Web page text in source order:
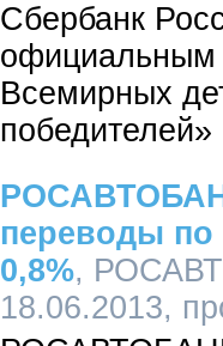
Сбербанк
официальным
Всемирных
победителей»
переводы по
0,8%,
18.06.2013,